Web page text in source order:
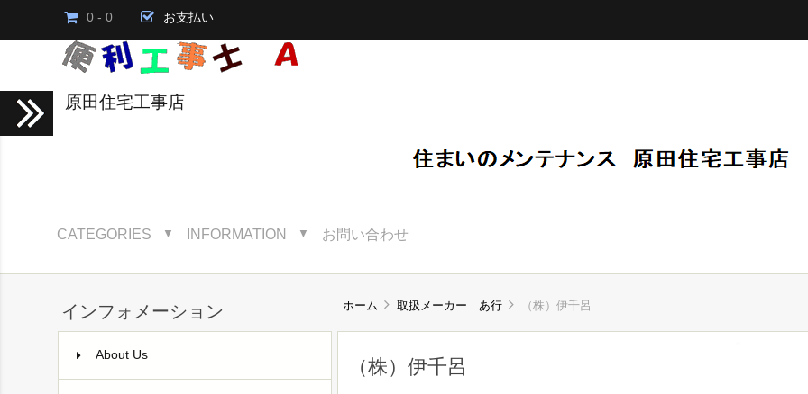
0 - 0 お支払い
原田住宅工事店
CATEGORIES ▼ INFORMATION ▼ お問い合わせ
インフォメーション
About Us
ホーム 取扱メーカー あ行 （株）伊千呂
（株）伊千呂